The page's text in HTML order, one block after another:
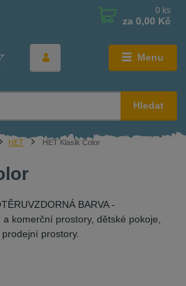
Menu
Hledat
0 ks
za 0,00 Kč
HET HET Klasik Color
BARVA -
komerční prostory, dětské pokoje,
prostory.